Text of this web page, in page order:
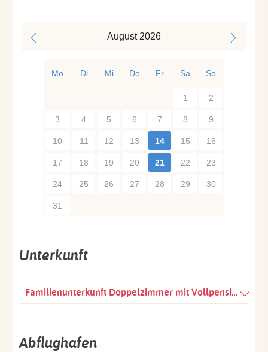
August 2026
Mo Di Mi Do Fr Sa So
1 2
3 4 5 6 7 8 9
10 11 12 13 14 15 16
17 18 19 20 21 22 23
24 25 26 27 28 29 30
31
Unterkunft
Familienunterkunft Doppelzimmer mit Vollpension (inklusive)
Abflughafen